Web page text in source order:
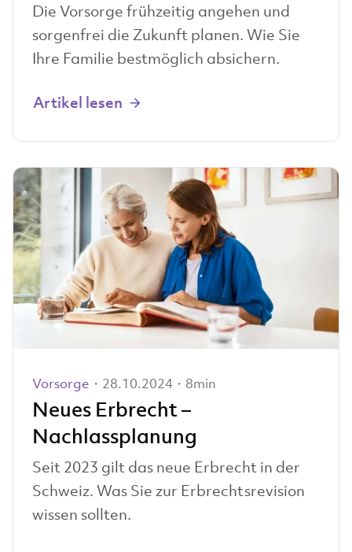
Die Vorsorge frühzeitig angehen und
sorgenfrei die Zukunft planen. Wie Sie
Ihre Familie bestmöglich absichern.
Artikel lesen
Vorsorge ・28.10.2024・8min
Neues Erbrecht –
Nachlassplanung
Seit 2023 gilt das neue Erbrecht in der
Schweiz. Was Sie zur Erbrechtsrevision
wissen sollten.